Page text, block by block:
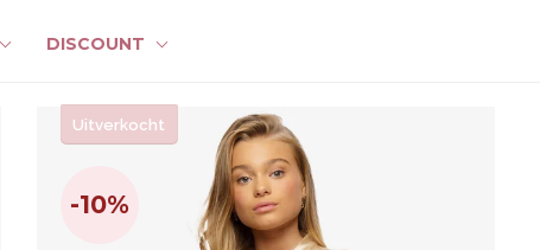
DISCOUNT
Uitverkocht
-10%